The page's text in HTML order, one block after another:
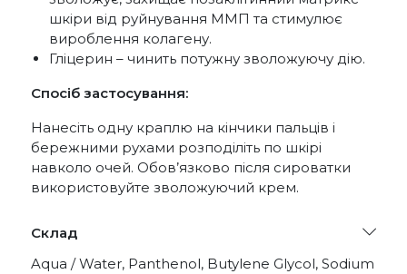
шкіри від руйнування ММП та стимулює
вироблення колагену.
Гліцерин – чинить потужну зволожуючу дію.
Спосіб застосування:
Нанесіть одну краплю на кінчики пальців і
бережними рухами розподіліть по шкірі
навколо очей. Обов’язково після сироватки
використовуйте зволожуючий крем.
Склад
Aqua / Water, Panthenol, Butylene Glycol, Sodium